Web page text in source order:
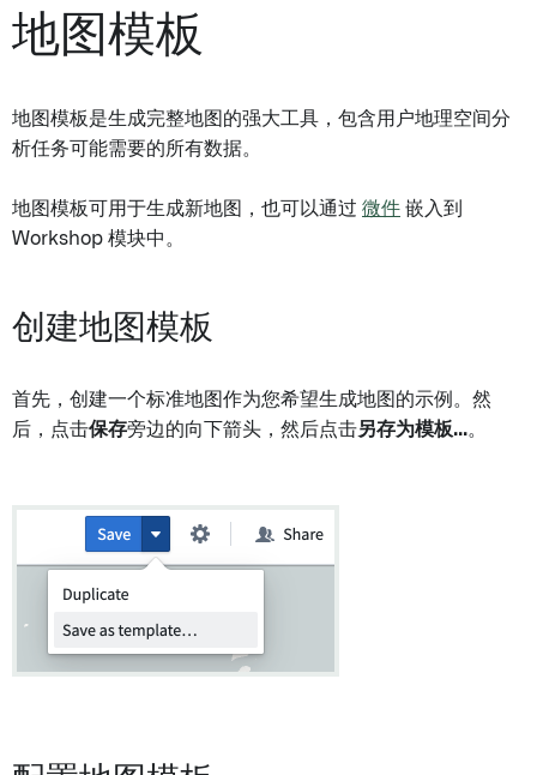
地图模板
地图模板是生成完整地图的强大工具，包含用户地理空间分
析任务可能需要的所有数据。
地图模板可用于生成新地图，也可以通过 微件 嵌入到
Workshop 模块中。
创建地图模板
首先，创建一个标准地图作为您希望生成地图的示例。然
后，点击保存旁边的向下箭头，然后点击另存为模板...。